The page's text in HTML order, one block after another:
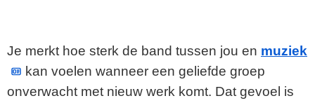
Je merkt hoe sterk de band tussen jou en muziek
kan voelen wanneer een geliefde groep
onverwacht met nieuw werk komt. Dat gevoel is